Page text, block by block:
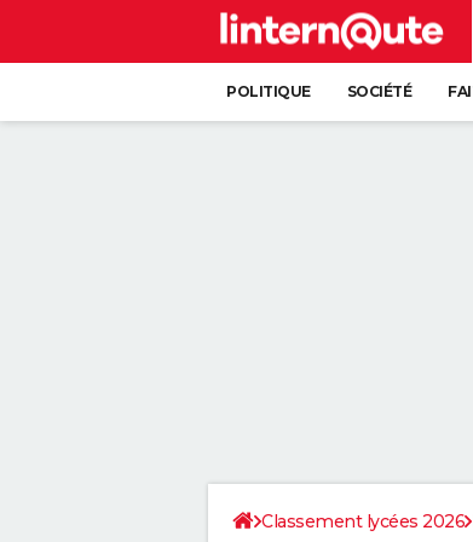
POLITIQUE SOCIÉTÉ
Classement lycées 2026